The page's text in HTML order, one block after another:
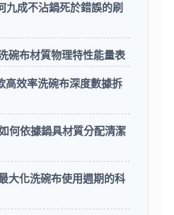
九成不沾鍋死於錯誤的刷
碗布材質物理特性能量表
高效率洗碗布深度數據拆
何依據鍋具材質分配清潔
大化洗碗布使用週期的科